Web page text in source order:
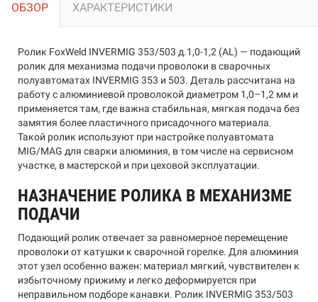
ОБЗОР ХАРАКТЕРИСТИКИ
Ролик FoxWeld INVERMIG 353/503 д.1,0-1,2 (AL) — подающий
ролик для механизма подачи проволоки в сварочных
полуавтоматах INVERMIG 353 и 503. Деталь рассчитана на
работу с алюминиевой проволокой диаметром 1,0–1,2 мм и
применяется там, где важна стабильная, мягкая подача без
замятия более пластичного присадочного материала.
Такой ролик используют при настройке полуавтомата
MIG/MAG для сварки алюминия, в том числе на сервисном
участке, в мастерской и при цеховой эксплуатации.
НАЗНАЧЕНИЕ РОЛИКА В МЕХАНИЗМЕ
ПОДАЧИ
Подающий ролик отвечает за равномерное перемещение
проволоки от катушки к сварочной горелке. Для алюминия
этот узел особенно важен: материал мягкий, чувствителен к
избыточному прижиму и легко деформируется при
неправильном подборе канавки. Ролик INVERMIG 353/503